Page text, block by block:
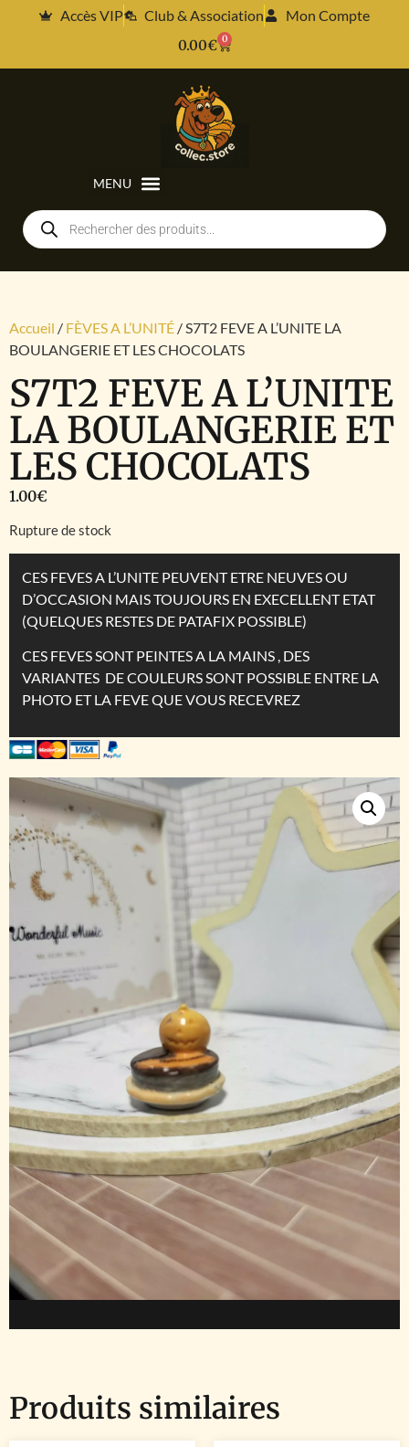
Accès VIP Club & Association
Mon Compte
0.00€ 0
Accueil / FÈVES A L’UNITÉ / S7T2 FEVE A L’UNITE LA
BOULANGERIE ET LES CHOCOLATS
S7T2 FEVE A L’UNITE
LA BOULANGERIE ET
LES CHOCOLATS
1.00€
Rupture de stock
CES FEVES A L’UNITE PEUVENT ETRE NEUVES OU
D’OCCASION MAIS TOUJOURS EN EXECELLENT ETAT
(QUELQUES RESTES DE PATAFIX POSSIBLE)
CES FEVES SONT PEINTES A LA MAINS , DES
VARIANTES DE COULEURS SONT POSSIBLE ENTRE LA
PHOTO ET LA FEVE QUE VOUS RECEVREZ
Produits similaires